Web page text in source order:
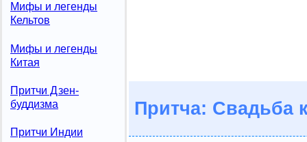
Мифы и легенды
Кельтов
Мифы и легенды
Китая
Притчи Дзен-
буддизма
Притчи Индии
Притча: Свадьба